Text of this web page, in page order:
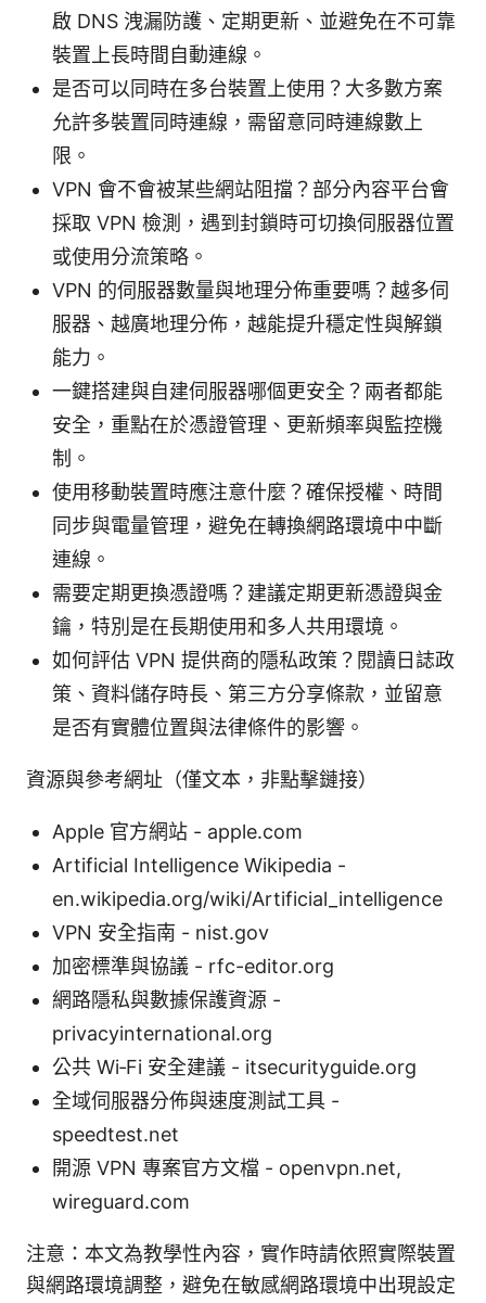
啟 DNS 洩漏防護、定期更新、並避免在不可靠
裝置上長時間自動連線。
是否可以同時在多台裝置上使用？大多數方案
允許多裝置同時連線，需留意同時連線數上
限。
VPN 會不會被某些網站阻擋？部分內容平台會
採取 VPN 檢測，遇到封鎖時可切換伺服器位置
或使用分流策略。
VPN 的伺服器數量與地理分佈重要嗎？越多伺
服器、越廣地理分佈，越能提升穩定性與解鎖
能力。
一鍵搭建與自建伺服器哪個更安全？兩者都能
安全，重點在於憑證管理、更新頻率與監控機
制。
使用移動裝置時應注意什麼？確保授權、時間
同步與電量管理，避免在轉換網路環境中中斷
連線。
需要定期更換憑證嗎？建議定期更新憑證與金
鑰，特別是在長期使用和多人共用環境。
如何評估 VPN 提供商的隱私政策？閱讀日誌政
策、資料儲存時長、第三方分享條款，並留意
是否有實體位置與法律條件的影響。
資源與參考網址（僅文本，非點擊鏈接）
Apple 官方網站 - apple.com
Artificial Intelligence Wikipedia -
en.wikipedia.org/wiki/Artificial_intelligence
VPN 安全指南 - nist.gov
加密標準與協議 - rfc-editor.org
網路隱私與數據保護資源 -
privacyinternational.org
公共 Wi‑Fi 安全建議 - itsecurityguide.org
全域伺服器分佈與速度測試工具 -
speedtest.net
開源 VPN 專案官方文檔 - openvpn.net,
wireguard.com
注意：本文為教學性內容，實作時請依照實際裝置
與網路環境調整，避免在敏感網路環境中出現設定